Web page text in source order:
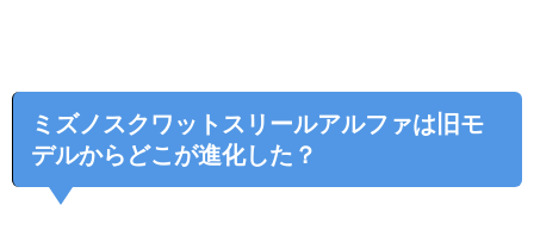
ミズノスクワットスリールアルファは旧モ
デルからどこが進化した？